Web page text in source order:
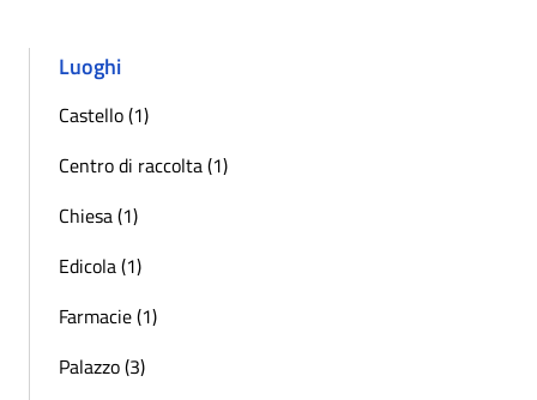
Luoghi
Castello (1)
Centro di raccolta (1)
Chiesa (1)
Edicola (1)
Farmacie (1)
Palazzo (3)